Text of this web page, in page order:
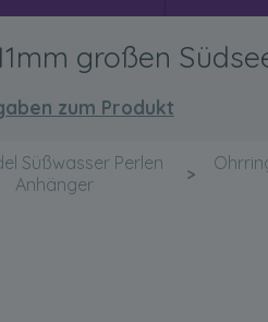
großen
zum Produkt
Süßwasser Perlen
Anhänger
>